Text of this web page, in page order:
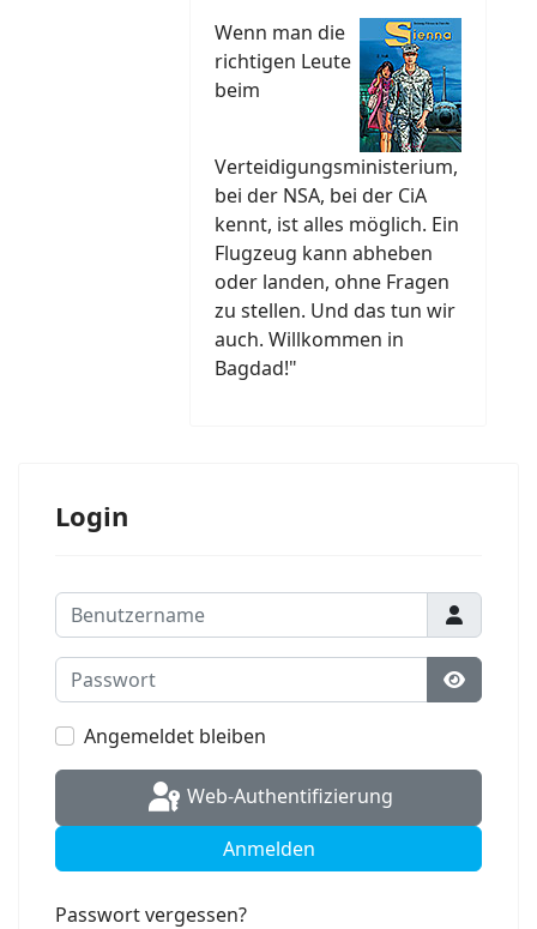
Wenn man die
richtigen Leute
beim
Verteidigungsministerium,
bei der NSA, bei der CiA
kennt, ist alles möglich. Ein
Flugzeug kann abheben
oder landen, ohne Fragen
zu stellen. Und das tun wir
auch. Willkommen in
Bagdad!"
Login
Benutzername
Passwort
Angemeldet bleiben
Web-Authentifizierung
Anmelden
Passwort vergessen?